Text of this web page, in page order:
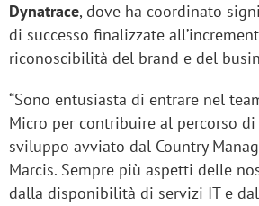
Dynatrace, dove ha coordinato
di successo finalizzate
riconoscibilità del brand e del
“Sono entusiasta di entrare nel
Micro per contribuire al percorso
sviluppo avviato dal Country
Marcis. Sempre più aspetti delle
dalla disponibilità di servizi IT e